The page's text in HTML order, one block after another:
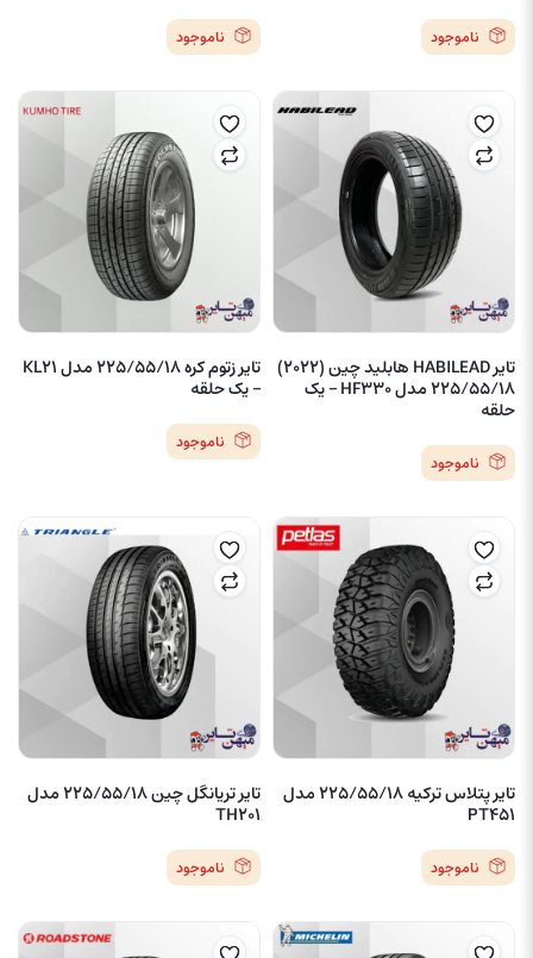
ناموجود ناموجود
تایر HABILEAD هابلید چین (2022)
225/55/18 مدل HF330 – یک
حلقه
ناموجود
تایر زتوم کره 225/55/18 مدل KL21
– یک حلقه
ناموجود
تایر پتلاس ترکیه 225/55/18 مدل
PT451
ناموجود
تایر تریانگل چین 225/55/18 مدل
TH201
ناموجود